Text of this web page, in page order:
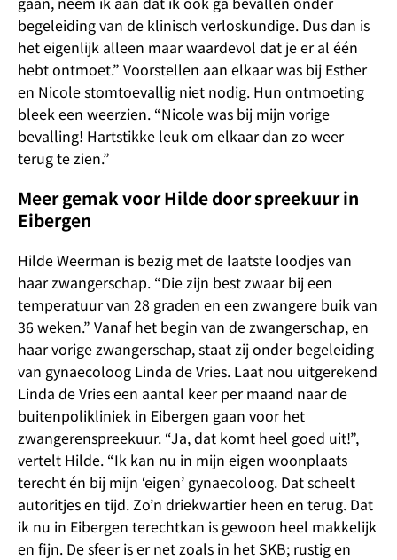
begeleiding van de klinisch verloskundige. Dus dan is
het eigenlijk alleen maar waardevol dat je er al één
hebt ontmoet.” Voorstellen aan elkaar was bij Esther
en Nicole stomtoevallig niet nodig. Hun ontmoeting
bleek een weerzien. “Nicole was bij mijn vorige
bevalling! Hartstikke leuk om elkaar dan zo weer
terug te zien.”
Meer gemak voor Hilde door spreekuur in
Eibergen
Hilde Weerman is bezig met de laatste loodjes van
haar zwangerschap. “Die zijn best zwaar bij een
temperatuur van 28 graden en een zwangere buik van
36 weken.” Vanaf het begin van de zwangerschap, en
haar vorige zwangerschap, staat zij onder begeleiding
van gynaecoloog Linda de Vries. Laat nou uitgerekend
Linda de Vries een aantal keer per maand naar de
buitenpolikliniek in Eibergen gaan voor het
zwangerenspreekuur. “Ja, dat komt heel goed uit!”,
vertelt Hilde. “Ik kan nu in mijn eigen woonplaats
terecht én bij mijn ‘eigen’ gynaecoloog. Dat scheelt
autoritjes en tijd. Zo’n driekwartier heen en terug. Dat
ik nu in Eibergen terechtkan is gewoon heel makkelijk
en fijn. De sfeer is er net zoals in het SKB; rustig en